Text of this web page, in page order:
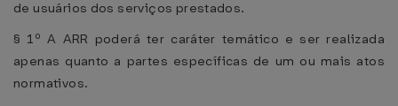
de usuários dos serviços prestados.
§ 1º A ARR poderá ter caráter temático e ser realizada
apenas quanto a partes específicas de um ou mais atos
normativos.